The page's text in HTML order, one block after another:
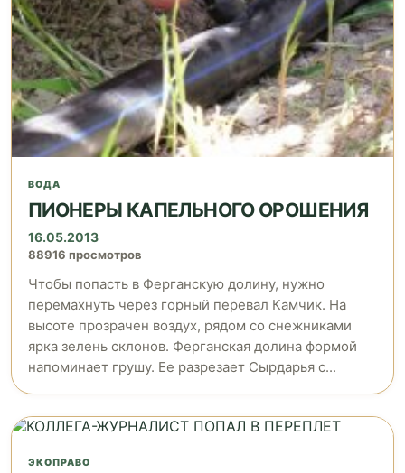
ВОДА
ПИОНЕРЫ КАПЕЛЬНОГО ОРОШЕНИЯ
16.05.2013
88916 просмотров
Чтобы попасть в Ферганскую долину, нужно
перемахнуть через горный перевал Камчик. На
высоте прозрачен воздух, рядом со снежниками
ярка зелень склонов. Ферганская долина формой
напоминает грушу. Ее разрезает Сырдарья с...
ЭКОПРАВО